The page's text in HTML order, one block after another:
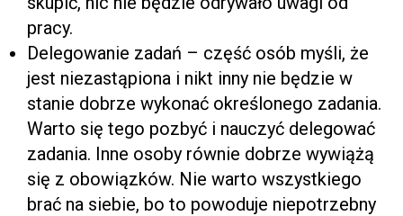
pracy.
Delegowanie zadań – część osób myśli, że
jest niezastąpiona i nikt inny nie będzie w
stanie dobrze wykonać określonego zadania.
Warto się tego pozbyć i nauczyć delegować
zadania. Inne osoby równie dobrze wywiążą
się z obowiązków. Nie warto wszystkiego
brać na siebie, bo to powoduje niepotrzebny